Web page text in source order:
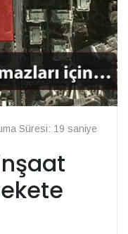
Süresi: 19 saniye